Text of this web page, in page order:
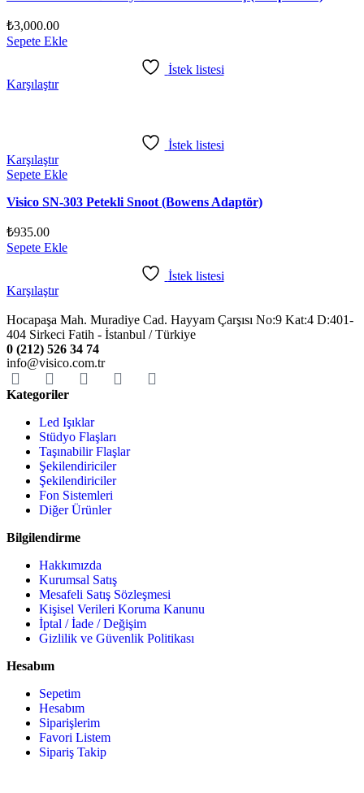
₺3,000.00
Sepete Ekle
İstek listesi
Karşılaştır
İstek listesi
Karşılaştır
Sepete Ekle
Visico SN-303 Petekli Snoot (Bowens Adaptör)
₺935.00
Sepete Ekle
İstek listesi
Karşılaştır
Hocapaşa Mah. Muradiye Cad. Hayyam Çarşısı No:9 Kat:4 D:401-
404 Sirkeci Fatih - İstanbul / Türkiye
0 (212) 526 34 74
info@visico.com.tr
Kategoriler
Led Işıklar
Stüdyo Flaşları
Taşınabilir Flaşlar
Şekilendiriciler
Şekilendiriciler
Fon Sistemleri
Diğer Ürünler
Bilgilendirme
Hakkımızda
Kurumsal Satış
Mesafeli Satış Sözleşmesi
Kişisel Verileri Koruma Kanunu
İptal / İade / Değişim
Gizlilik ve Güvenlik Politikası
Hesabım
Sepetim
Hesabım
Siparişlerim
Favori Listem
Sipariş Takip